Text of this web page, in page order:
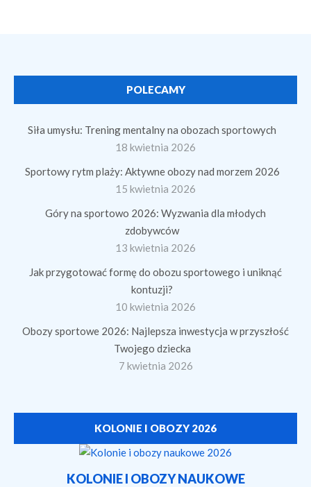
POLECAMY
Siła umysłu: Trening mentalny na obozach sportowych
18 kwietnia 2026
Sportowy rytm plaży: Aktywne obozy nad morzem 2026
15 kwietnia 2026
Góry na sportowo 2026: Wyzwania dla młodych
zdobywców
13 kwietnia 2026
Jak przygotować formę do obozu sportowego i uniknąć
kontuzji?
10 kwietnia 2026
Obozy sportowe 2026: Najlepsza inwestycja w przyszłość
Twojego dziecka
7 kwietnia 2026
KOLONIE I OBOZY 2026
KOLONIE I OBOZY NAUKOWE